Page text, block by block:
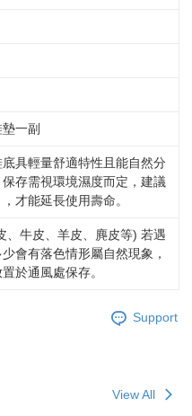
一副
具輕量舒適特性且能自然分
存需視環境濕度而定，建議
，才能延長使用壽命。
、牛皮、羊皮、麂皮等) 若遇
會有落色情形屬自然現象，
於通風處保存。
Support
View All